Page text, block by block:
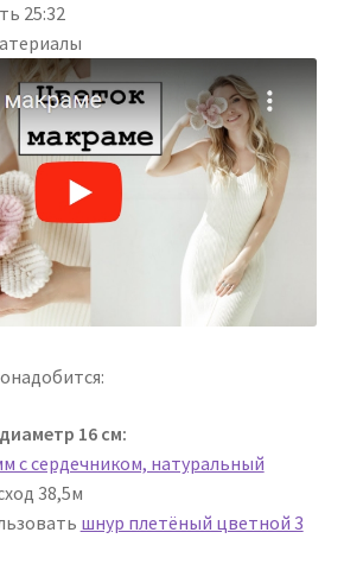
25:32
16 см:
с сердечником, натуральный
38,5м
шнур плетёный цветной 3